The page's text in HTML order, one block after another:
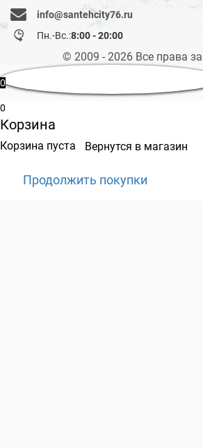
info@santehcity76.ru
Пн.-Вс.:8:00 - 20:00
© 2009 - 2026 Все права
0
0
Корзина
Корзина пуста Вернутся в магазин
Продолжить покупки